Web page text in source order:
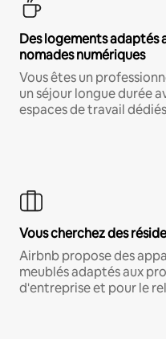
Des logements adaptés
nomades numériques
Vous êtes un
un séjour longue durée
espaces de travail
Vous cherchez des
Airbnb propose des
meublés adaptés aux
d'entreprise et pour le